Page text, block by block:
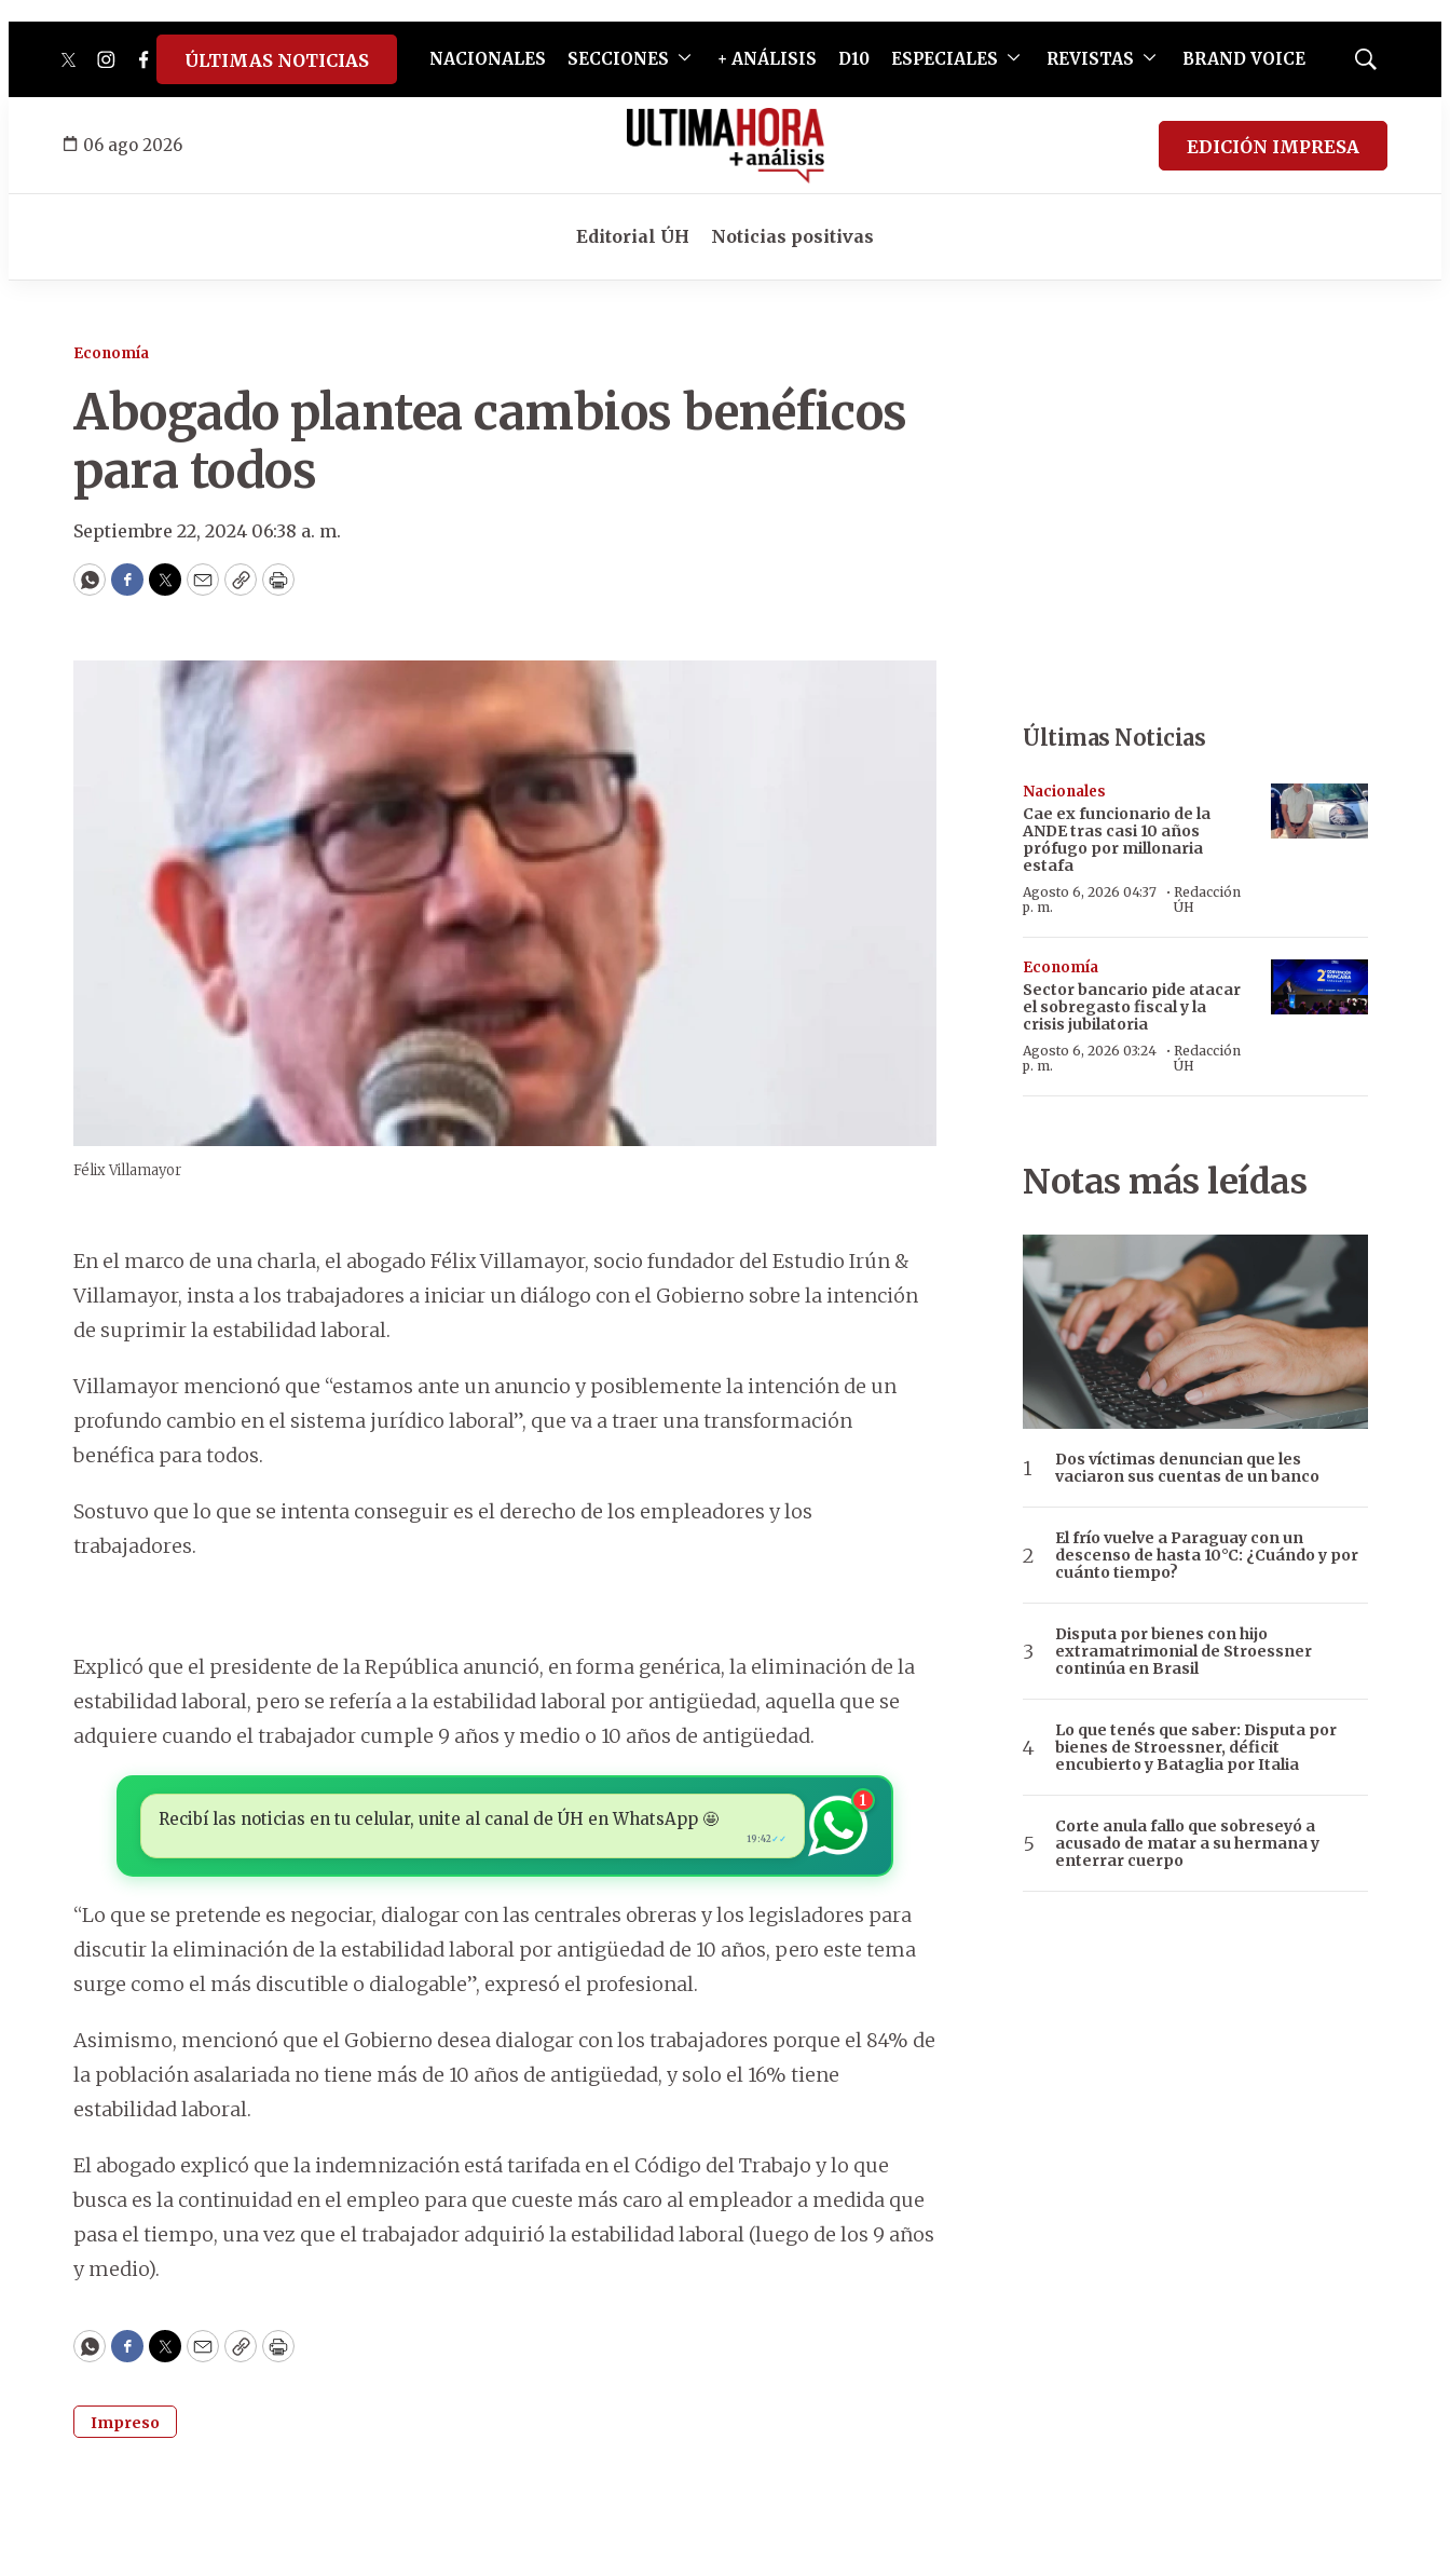
twitterinstagram
facebook
tiktokyoutube
spotify
ÚLTIMAS NOTICIAS NACIONALES SECCIONES + ANÁLISIS D10 ESPECIALES REVISTAS BRAND VOICE
Mostrar
06 ago 2026 EDICIÓN IMPRESA
Editorial ÚH Noticias positivas
Economía
Abogado plantea cambios benéficos
para todos
Septiembre 22, 2024 06:38 a. m.
WhatsApp
Facebook
Twitter
EmailCopyPrint
Félix Villamayor
En el marco de una charla, el abogado Félix Villamayor, socio fundador del Estudio Irún &
Villamayor, insta a los trabajadores a iniciar un diálogo con el Gobierno sobre la intención
de suprimir la estabilidad laboral.
Villamayor mencionó que “estamos ante un anuncio y posiblemente la intención de un
profundo cambio en el sistema jurídico laboral”, que va a traer una transformación
benéfica para todos.
Sostuvo que lo que se intenta conseguir es el derecho de los empleadores y los
trabajadores.
Explicó que el presidente de la República anunció, en forma genérica, la eliminación de la
estabilidad laboral, pero se refería a la estabilidad laboral por antigüedad, aquella que se
adquiere cuando el trabajador cumple 9 años y medio o 10 años de antigüedad.
Recibí las noticias en tu celular, unite al canal de ÚH en WhatsApp 🤩
19:42✓✓
1
“Lo que se pretende es negociar, dialogar con las centrales obreras y los legisladores para
discutir la eliminación de la estabilidad laboral por antigüedad de 10 años, pero este tema
surge como el más discutible o dialogable”, expresó el profesional.
Asimismo, mencionó que el Gobierno desea dialogar con los trabajadores porque el 84% de
la población asalariada no tiene más de 10 años de antigüedad, y solo el 16% tiene
estabilidad laboral.
El abogado explicó que la indemnización está tarifada en el Código del Trabajo y lo que
busca es la continuidad en el empleo para que cueste más caro al empleador a medida que
pasa el tiempo, una vez que el trabajador adquirió la estabilidad laboral (luego de los 9 años
y medio).
WhatsApp
Facebook
Twitter
EmailCopyPrint
Impreso
Últimas Noticias
Nacionales
Cae ex funcionario de la
ANDE tras casi 10 años
prófugo por millonaria
estafa
Agosto 6, 2026 04:37
p. m.
· Redacción
ÚH
Economía
Sector bancario pide atacar
el sobregasto fiscal y la
crisis jubilatoria
Agosto 6, 2026 03:24
p. m.
· Redacción
ÚH
Notas más leídas
Dos víctimas denuncian que les
vaciaron sus cuentas de un banco
El frío vuelve a Paraguay con un
descenso de hasta 10°C: ¿Cuándo y por
cuánto tiempo?
Disputa por bienes con hijo
extramatrimonial de Stroessner
continúa en Brasil
Lo que tenés que saber: Disputa por
bienes de Stroessner, déficit
encubierto y Bataglia por Italia
Corte anula fallo que sobreseyó a
acusado de matar a su hermana y
enterrar cuerpo